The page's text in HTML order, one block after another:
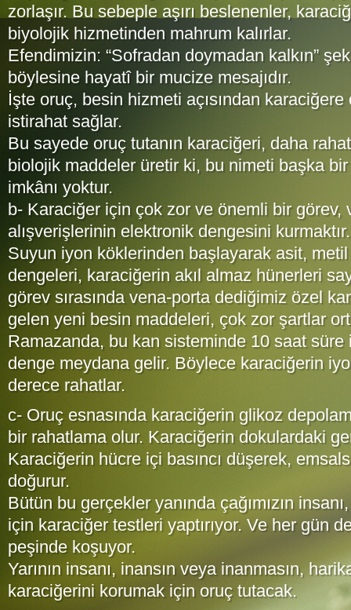
zorlaşır. Bu sebeple aşırı beslenenler,
biyolojik hizmetinden mahrum kalırlar.
Efendimizin: “Sofradan doymadan kalkın”
böylesine hayatî bir mucize mesajıdır.
İşte oruç, besin hizmeti açısından
istirahat sağlar.
Bu sayede oruç tutanın karaciğeri, daha
biolojik maddeler üretir ki, bu nimeti başka
imkânı yoktur.
b- Karaciğer için çok zor ve önemli bir görev,
alışverişlerinin elektronik dengesini kurmaktır.
Suyun iyon köklerinden başlayarak asit,
dengeleri, karaciğerin akıl almaz hünerleri
görev sırasında vena-porta dediğimiz özel
gelen yeni besin maddeleri, çok zor şartlar
Ramazanda, bu kan sisteminde 10 saat süre
denge meydana gelir. Böylece karaciğerin
derece rahatlar.
c- Oruç esnasında karaciğerin glikoz
bir rahatlama olur. Karaciğerin dokulardaki
Karaciğerin hücre içi basıncı düşerek,
doğurur.
Bütün bu gerçekler yanında çağımızın
için karaciğer testleri yaptırıyor. Ve her gün
peşinde koşuyor.
Yarının insanı, inansın veya inanmasın,
karaciğerini korumak için oruç tutacak.